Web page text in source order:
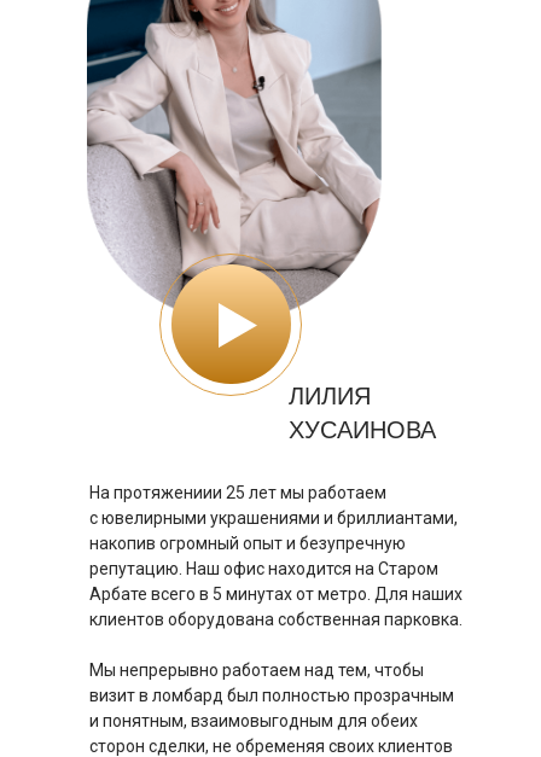
На протяжениии 25 лет мы работаем
с ювелирными украшениями и бриллиантами,
накопив огромный опыт и безупречную
репутацию. Наш офис находится на Старом
Арбате всего в 5 минутах от метро. Для наших
клиентов оборудована собственная парковка.
Мы непрерывно работаем над тем, чтобы
визит в ломбард был полностью прозрачным
и понятным, взаимовыгодным для обеих
сторон сделки, не обременяя своих клиентов
ЛИЛИЯ
ХУСАИНОВА